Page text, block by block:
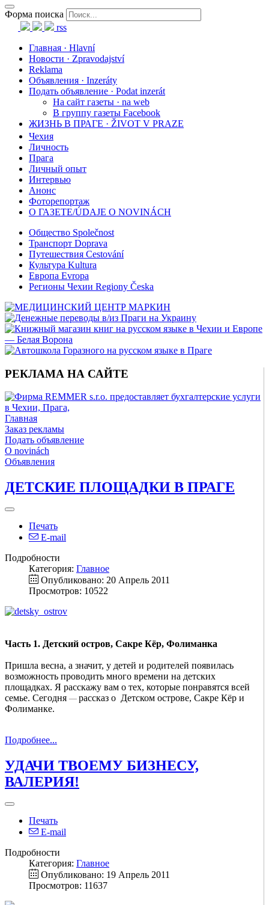
Форма поиска
rss
Главная · Hlavní
Новости · Zpravodajství
Reklama
Объявления · Inzeráty
Подать объявление · Podat inzerát
На сайт газеты · na web
В группу газеты Facebook
ЖИЗНЬ В ПРАГЕ · ŽIVOT V PRAZE
Чехия
Личность
Прага
Личный опыт
Интервью
Анонс
Фоторепортаж
О ГАЗЕТЕ/ÚDAJE O NOVINÁCH
Общество Společnost
Транспорт Doprava
Путешествия Cestování
Культура Kultura
Европа Evropa
Регионы Чехии Regiony Česka
РЕКЛАМА НА САЙТЕ
Главная
Заказ рекламы
Подать объявление
O novinách
Объявления
ДЕТСКИЕ ПЛОЩАДКИ В ПРАГЕ
Печать
E-mail
Подробности
Категория: Главное
Опубликовано: 20 Апрель 2011
Просмотров: 10522
Часть 1. Детский остров, Сакре Кёр, Фолиманка
Пришла весна, а значит, у детей и родителей появилась
возможность проводить много времени на детских
площадках. Я расскажу вам о тех, которые понравятся всей
семье. Сегодня — рассказ о Детском острове, Сакре Кёр и
Фолиманке.
Подробнее...
УДАЧИ ТВОЕМУ БИЗНЕСУ,
ВАЛЕРИЯ!
Печать
E-mail
Подробности
Категория: Главное
Опубликовано: 19 Апрель 2011
Просмотров: 11637